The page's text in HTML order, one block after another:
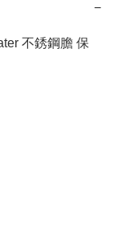
−
不銹鋼膽 保